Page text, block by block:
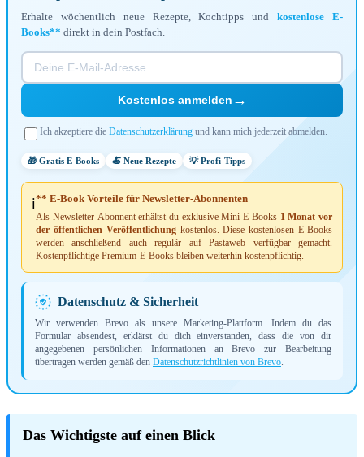
Erhalte wöchentlich neue Rezepte, Kochtipps undkostenlose E-
Books** direkt in dein Postfach.
Kostenlos anmelden →
Ich akzeptiere die Datenschutzerklärung und kann mich jederzeit abmelden.
🎁 Gratis E-Books 🍝 Neue Rezepte 💡 Profi-Tipps
ℹ️** E-Book Vorteile für Newsletter-Abonnenten
Als Newsletter-Abonnent erhältst du exklusive Mini-E-Books 1 Monat vor
der öffentlichen Veröffentlichungkostenlos. Diese kostenlosen E-Books
werden anschließend auch regulär auf Pastaweb verfügbar gemacht.
Kostenpflichtige Premium-E-Books bleiben weiterhin kostenpflichtig.
Datenschutz & Sicherheit
Wir verwenden Brevo als unsere Marketing-Plattform. Indem du das
Formular absendest, erklärst du dich einverstanden, dass die von dir
angegebenen persönlichen Informationen an Brevo zur Bearbeitung
übertragen werden gemäß den Datenschutzrichtlinien von Brevo.
Das Wichtigste auf einen Blick